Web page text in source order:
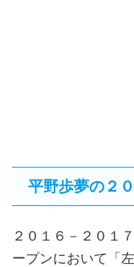
平野歩夢の２
２０１６－２０１
ープンにおいて「